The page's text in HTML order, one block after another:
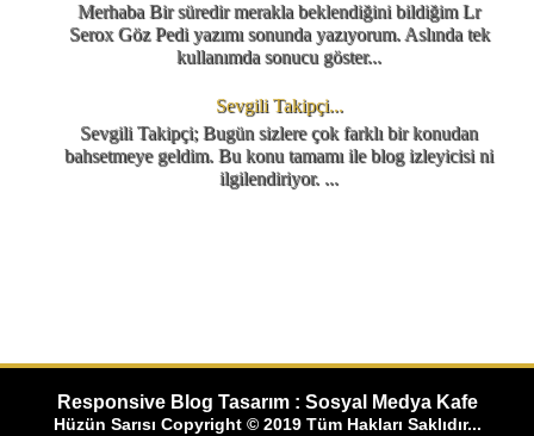
Merhaba Bir süredir merakla beklendiğini bildiğim Lr
Serox Göz Pedi yazımı sonunda yazıyorum. Aslında tek
kullanımda sonucu göster...
Sevgili Takipçi...
Sevgili Takipçi; Bugün sizlere çok farklı bir konudan
bahsetmeye geldim. Bu konu tamamı ile blog izleyicisi ni
ilgilendiriyor. ...
Responsive Blog Tasarım : Sosyal Medya Kafe
Hüzün Sarısı Copyright © 2019 Tüm Hakları Saklıdır...